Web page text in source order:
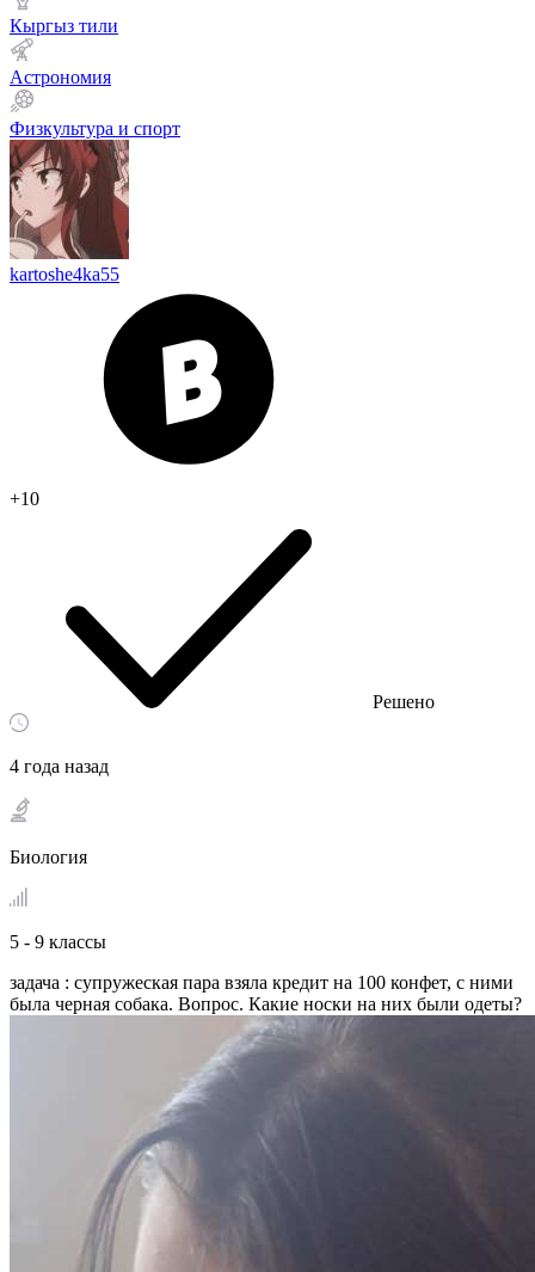
Кыргыз тили
Астрономия
Физкультура и спорт
kartoshe4ka55
+10
Решено
4 года назад
Биология
5 - 9 классы
задача : супружеская пара взяла кредит на 100 конфет, с ними
была черная собака. Вопрос. Какие носки на них были одеты?​